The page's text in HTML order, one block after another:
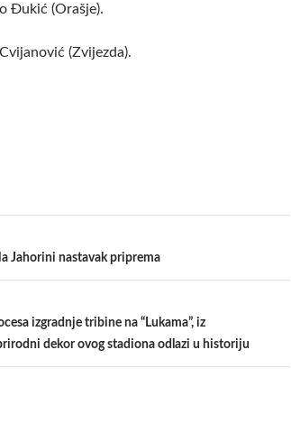
Đukić (Orašje).
(Zvijezda).
Jahorini nastavak priprema
izgradnje tribine na “Lukama”, iz
dekor ovog stadiona odlazi u historiju